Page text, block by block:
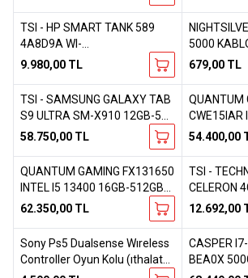
GRAPHICS FREEDOS LAPTOP
Favorilere Ekle
TSI - HP SMART TANK 589
4A8D9A WI-
FI+TARAYICI+FOTOKOPI
RENKLI TANKLI MUREKKEP
PUSKURTMELI YAZICI
9.980,00 TL
5000
OYUNCU
679,00TL
Favorilere Ekle
TSI - SAMSUNG GALAXY TAB
S9 ULTRA SM-X910 12GB-512
GB 14.6 INC TABLET
58.750,00 TL
QUANTUM
CWE15IAR
512GB
54.400,00
Favorilere Ekle
QUANTUM GAMING FX131650
INTEL I5 13400 16GB-512GB
SSD- 8GB RTX3050 EKRAN
62.350,00 TL
TSI -
CELERON
INC
12.692,00
Favorilere Ekle
Sony Ps5 Dualsense Wıreless
Controller Oyun Kolu (ıthalatcı
CASPER
BEA0X